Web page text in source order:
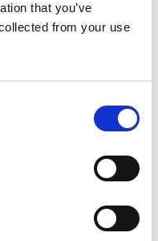
that you’ve
from your use